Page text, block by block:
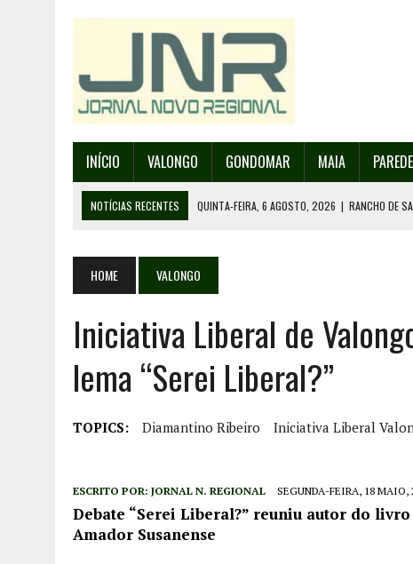
INÍCIO VALONGO GONDOMAR MAIA
NOTÍCIAS RECENTES QUINTA-FEIRA, 6 AGOSTO, 2026 | RANCHO DE
QUINTA-FEIRA, 6 AGOSTO, 2026
QUINTA-FEIRA, 6 AGOSTO, 2026
DETIDO SUSPEITO DE INCÊNDIO
HOME VALONGO
Iniciativa Liberal de
lema “Serei Liberal?”
TOPICS: Diamantino Ribeiro Iniciativa Liberal
ESCRITO POR: JORNAL N. REGIONAL SEGUNDA-FEIRA, 18 MAIO,
Debate “Serei Liberal?” reuniu autor do
Amador Susanense